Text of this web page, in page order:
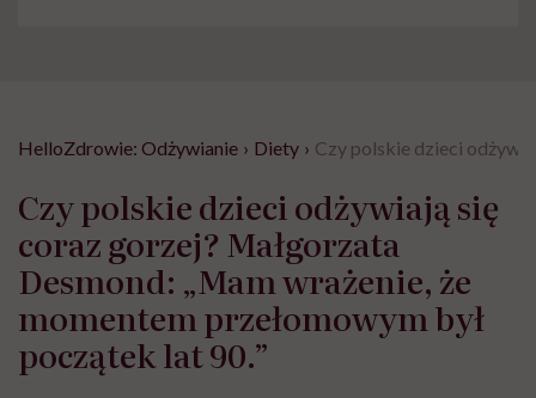
HelloZdrowie: Odżywianie › Diety › Czy polskie dzieci
Czy polskie dzieci odżywiają się
coraz gorzej? Małgorzata
Desmond: „Mam wrażenie, że
momentem przełomowym był
początek lat 90.”